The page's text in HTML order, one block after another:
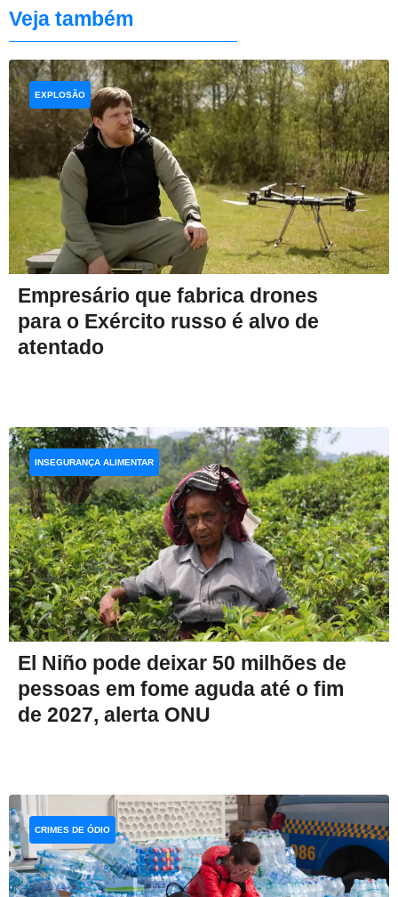
Veja também
Empresário que fabrica drones
para o Exército russo é alvo de
atentado
EXPLOSÃO
El Niño pode deixar 50 milhões de
pessoas em fome aguda até o fim
de 2027, alerta ONU
INSEGURANÇA ALIMENTAR
CRIMES DE ÓDIO